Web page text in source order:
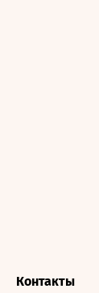
Контакты